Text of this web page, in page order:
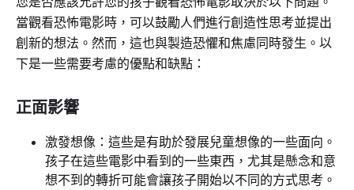
當觀看恐怖電影時，可以鼓勵人們進行創造性思考並提出
創新的想法。然而，這也與製造恐懼和焦慮同時發生。以
下是一些需要考慮的優點和缺點：
正面影響
激發想像：這些是有助於發展兒童想像的一些面向。
孩子在這些電影中看到的一些東西，尤其是懸念和意
想不到的轉折可能會讓孩子開始以不同的方式思考。